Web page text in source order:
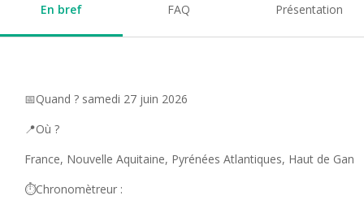
En bref FAQ Présentation
📅Quand ? samedi 27 juin 2026
📍Où ?
France, Nouvelle Aquitaine, Pyrénées Atlantiques, Haut de Gan
⏱️Chronomètreur :